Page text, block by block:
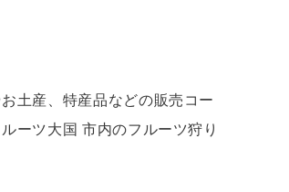
土産、特産品などの販売コー
ーツ大国 市内のフルーツ狩り